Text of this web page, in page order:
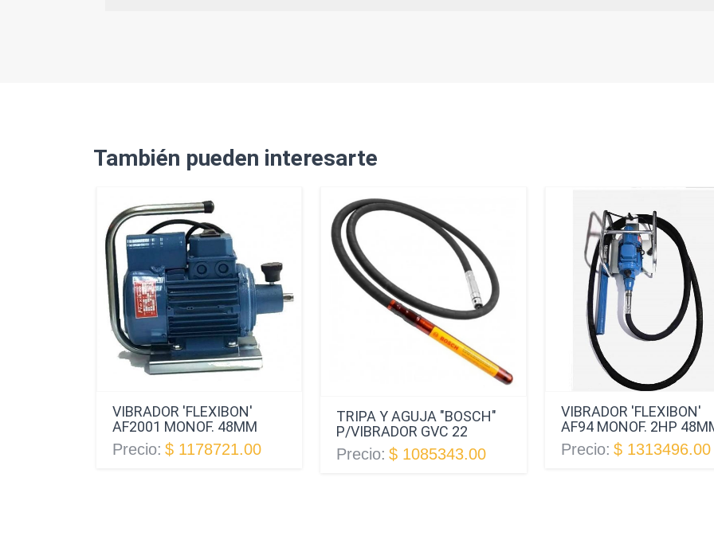
También pueden interesarte
VIBRADOR 'FLEXIBON'
AF2001 MONOF. 48MM
Precio: $ 1178721.00
TRIPA Y AGUJA "BOSCH"
P/VIBRADOR GVC 22
Precio: $ 1085343.00
VIBRADOR 'FLEXIBON'
AF94 MONOF. 2HP
Precio: $ 1313496.00